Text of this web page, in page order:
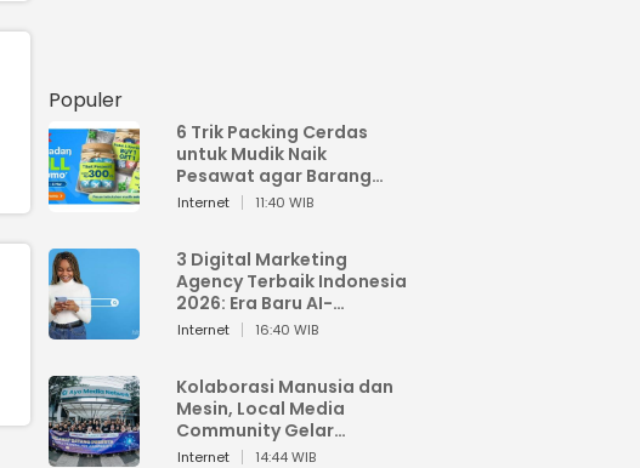
Populer
6 Trik Packing Cerdas
untuk Mudik Naik
Pesawat agar Barang
Tidak Over Bagasi
Internet 11:40 WIB
3 Digital Marketing
Agency Terbaik Indonesia
2026: Era Baru AI-
Powered Marketing
Internet 16:40 WIB
Kolaborasi Manusia dan
Mesin, Local Media
Community Gelar
Workshop Google AI
Internet 14:44 WIB